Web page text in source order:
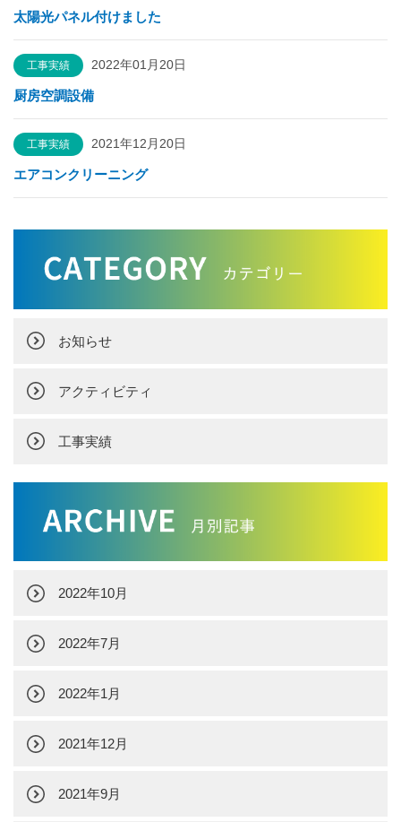
太陽光パネル付けました
工事実績 2022年01月20日
厨房空調設備
工事実績 2021年12月20日
エアコンクリーニング
お知らせ
アクティビティ
工事実績
2022年10月
2022年7月
2022年1月
2021年12月
2021年9月